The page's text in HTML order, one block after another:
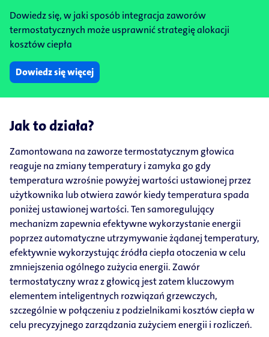
Dowiedz się, w jaki sposób integracja zaworów
termostatycznych może usprawnić strategię alokacji
kosztów ciepła
Dowiedz się więcej
Jak to działa?
Zamontowana na zaworze termostatycznym głowica
reaguje na zmiany temperatury i zamyka go gdy
temperatura wzrośnie powyżej wartości ustawionej przez
użytkownika lub otwiera zawór kiedy temperatura spada
poniżej ustawionej wartości. Ten samoregulujący
mechanizm zapewnia efektywne wykorzystanie energii
poprzez automatyczne utrzymywanie żądanej temperatury,
efektywnie wykorzystując źródła ciepła otoczenia w celu
zmniejszenia ogólnego zużycia energii. Zawór
termostatyczny wraz z głowicą jest zatem kluczowym
elementem inteligentnych rozwiązań grzewczych,
szczególnie w połączeniu z podzielnikami kosztów ciepła w
celu precyzyjnego zarządzania zużyciem energii i rozliczeń.